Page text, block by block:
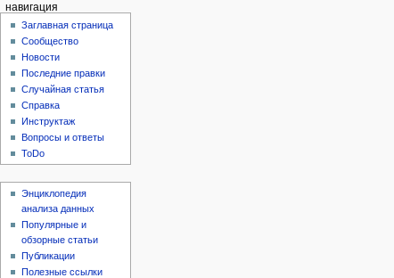
навигация
Заглавная страница
Сообщество
Новости
Последние правки
Случайная статья
Справка
Инструктаж
Вопросы и ответы
ToDo
Энциклопедия
анализа данных
Популярные и
обзорные статьи
Публикации
Полезные ссылки